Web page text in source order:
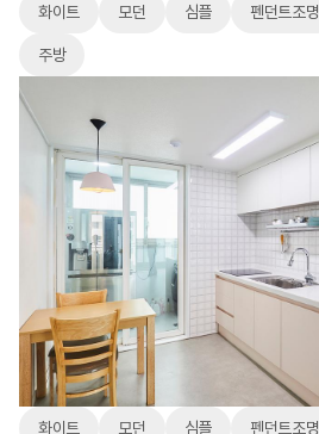
화이트 모던 심플 펜던트조명
주방
화이트 모던 심플 펜던트조명